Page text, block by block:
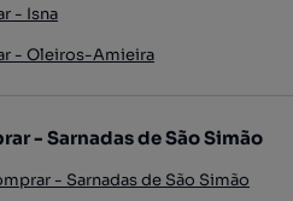
- Isna
- Oleiros-Amieira
- Sarnadas de São Simão
- Sarnadas de São Simão